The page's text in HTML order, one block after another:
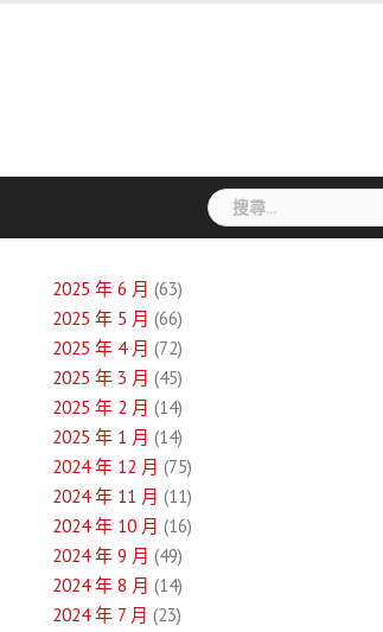
搜
尋
2025 年 6 月 (63)
2025 年 5 月 (66)
2025 年 4 月 (72)
2025 年 3 月 (45)
2025 年 2 月 (14)
2025 年 1 月 (14)
2024 年 12 月 (75)
2024 年 11 月 (11)
2024 年 10 月 (16)
2024 年 9 月 (49)
2024 年 8 月 (14)
2024 年 7 月 (23)